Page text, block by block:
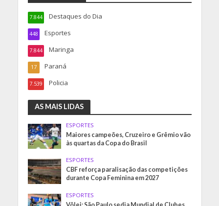
Destaques do Dia
7.844
Esportes
448
Maringa
7.844
Paraná
17
Policia
7.539
AS MAIS LIDAS
ESPORTES
Maiores campeões, Cruzeiro e Grêmio vão
às quartas da Copa do Brasil
ESPORTES
CBF reforça paralisação das competições
durante Copa Feminina em 2027
ESPORTES